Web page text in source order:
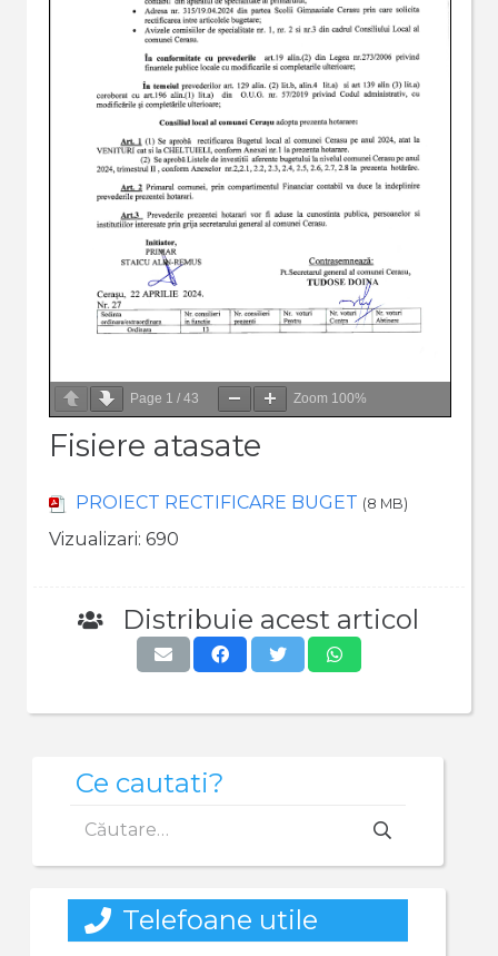
Page 1 / 43 Zoom 100%
Fisiere atasate
PROIECT RECTIFICARE BUGET (8 MB)
Vizualizari: 690
Distribuie acest articol
Ce cautati?
după:
Telefoane utile